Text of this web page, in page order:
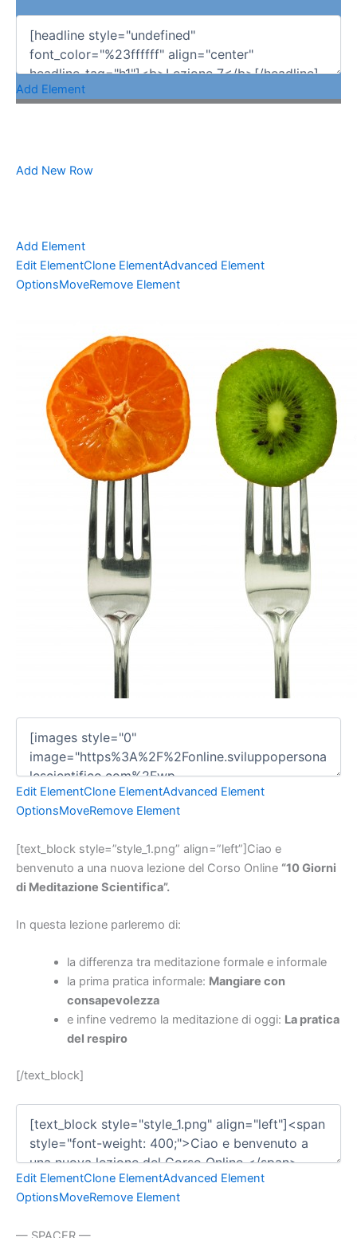
Add Element
Add New Row
Add Element
Edit ElementClone ElementAdvanced Element
OptionsMoveRemove Element
Edit ElementClone ElementAdvanced Element
OptionsMoveRemove Element
[text_block style=”style_1.png” align=”left”]Ciao e
benvenuto a una nuova lezione del Corso Online “10 Giorni
di Meditazione Scientifica”.
In questa lezione parleremo di:
la differenza tra meditazione formale e informale
la prima pratica informale: Mangiare con
consapevolezza
e infine vedremo la meditazione di oggi: La pratica
del respiro
[/text_block]
Edit ElementClone ElementAdvanced Element
OptionsMoveRemove Element